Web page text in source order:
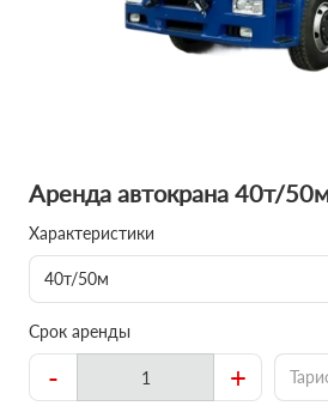
Аренда автокрана 40т/
Характеристики
40т/50м
Срок аренды
- +